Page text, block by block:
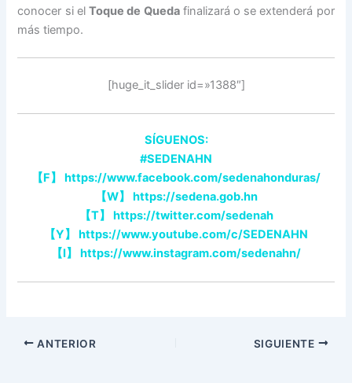
conocer si elToque de Quedafinalizará o se extenderá por
más tiempo.
[huge_it_slider id=»1388″]
SÍGUENOS:
#SEDENAHN
【F】
https://www.facebook.com/sedenahonduras/
【W】
https://sedena.gob.hn
【T】
https://twitter.com/sedenah
【Y】
https://www.youtube.com/c/SEDENAHN
【I】 https://www.instagram.com/sedenahn/
ANTERIOR SIGUIENTE